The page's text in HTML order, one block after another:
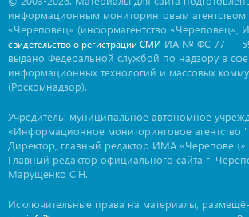
информационным мониторинговым агентством
«Череповец» (информагентство «Череповец»,
свидетельство о регистрации СМИ ИА № ФС 77 —
выдано Федеральной службой по надзору в
информационных технологий и массовых
(Роскомнадзор).
Учредитель: муниципальное автономное
«Информационное мониторинговое агентство
Директор, главный редактор ИМА
Главный редактор официального сайта г.
Марущенко С.Н.
Исключительные права на материалы,